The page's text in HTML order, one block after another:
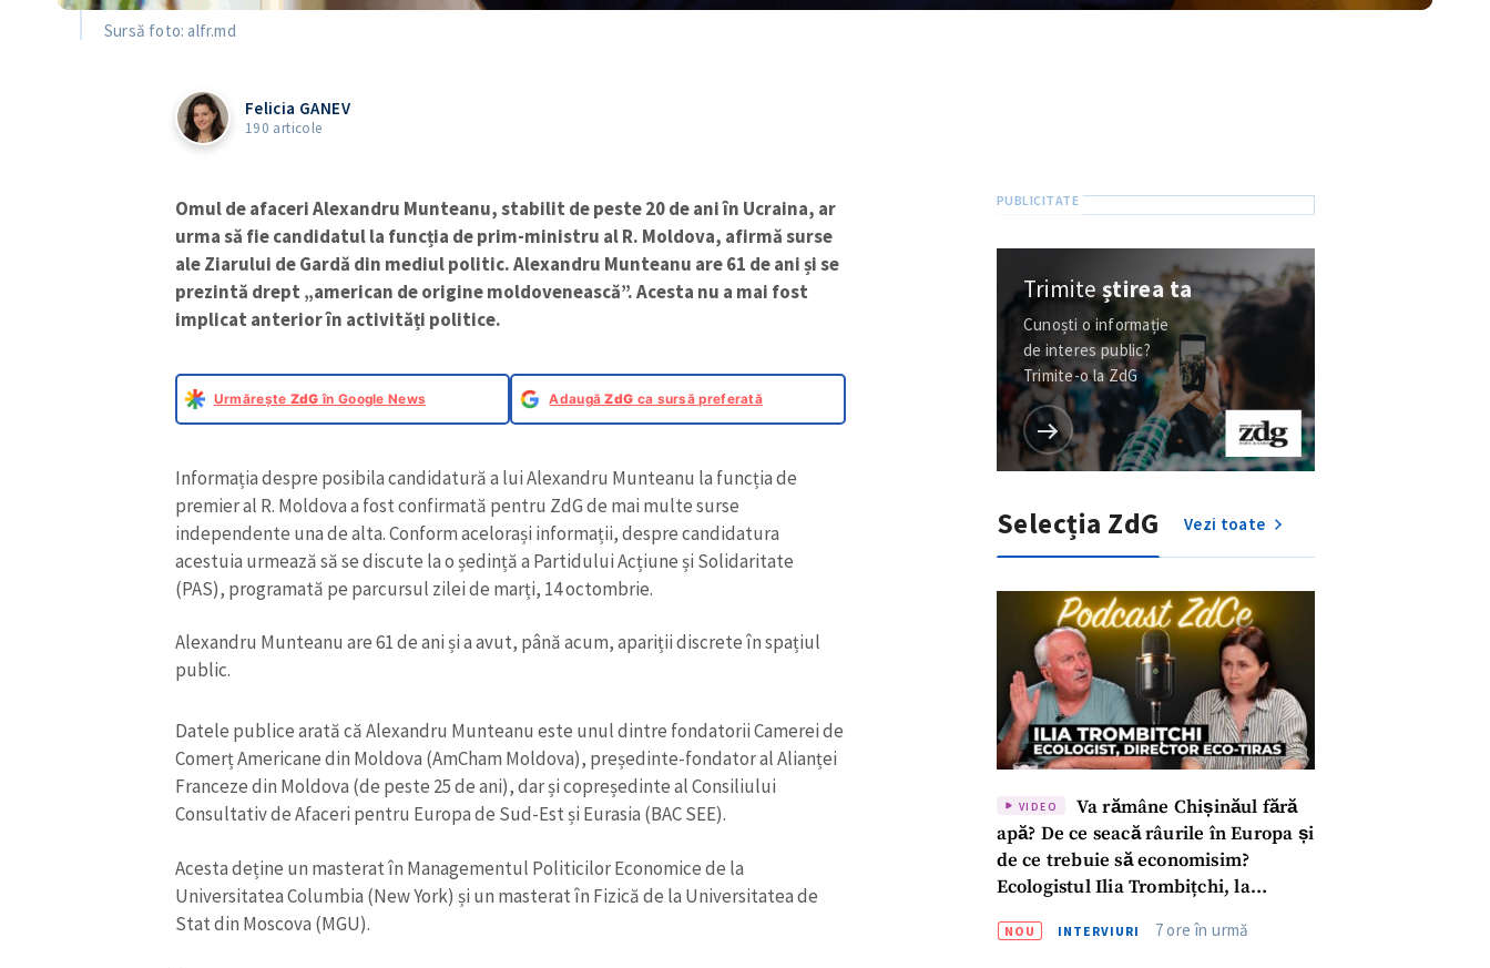
Sursă foto: alfr.md
Felicia GANEV
190 articole
Omul de afaceri Alexandru Munteanu, stabilit de peste 20 de ani în Ucraina, ar
urma să fie candidatul la funcția de prim-ministru al R. Moldova, afirmă surse
ale Ziarului de Gardă din mediul politic. Alexandru Munteanu are 61 de ani și se
prezintă drept „american de origine moldovenească”. Acesta nu a mai fost
implicat anterior în activități politice.
Urmărește ZdG în Google News AdaugăZdG ca sursă preferată
Informația despre posibila candidatură a lui Alexandru Munteanu la funcția de
premier al R. Moldova a fost confirmată pentru ZdG de mai multe surse
independente una de alta. Conform acelorași informații, despre candidatura
acestuia urmează să se discute la o ședință a Partidului Acțiune și Solidaritate
(PAS), programată pe parcursul zilei de marți, 14 octombrie.
Alexandru Munteanu are 61 de ani și a avut, până acum, apariții discrete în spațiul
public.
Datele publice arată că Alexandru Munteanu este unul dintre fondatorii Camerei de
Comerț Americane din Moldova (AmCham Moldova), președinte-fondator al Alianței
Franceze din Moldova (de peste 25 de ani), dar și copreședinte al Consiliului
Consultativ de Afaceri pentru Europa de Sud-Est și Eurasia (BAC SEE).
Acesta deține un masterat în Managementul Politicilor Economice de la
Universitatea Columbia (New York) și un masterat în Fizică de la Universitatea de
Stat din Moscova (MGU).
Trimiteștirea ta
Cunoști o informație
de interes public?
Trimite-o la ZdG
Selecția ZdG Vezi toate
VIDEO
Va rămâne Chișinăul fără
apă? De ce seacă râurile în Europa și
de ce trebuie să economisim?
Ecologistul Ilia Trombițchi, la
NOU INTERVIURI 7 ore în urmă
ȘTIREA MEA
Fotografie + Încarcă imagine
+ Numele meu
+ Emailul meu